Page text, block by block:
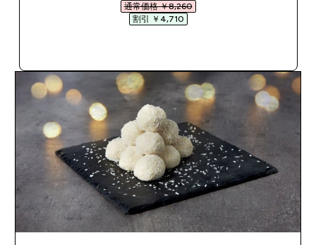
通常価格 ￥8,260‎
割引 ￥4,710‎